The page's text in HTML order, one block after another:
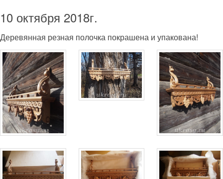
10 октября 2018г.
Деревянная резная полочка покрашена и упакована!